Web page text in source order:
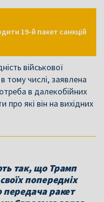
19-й пакет санкцій
військової
тому числі, заявлена
в далекобійних
про які він на вихідних
так, що Трамп
попередніх
ракет